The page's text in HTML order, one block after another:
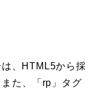
、HTML5から採
た、「rp」タグ